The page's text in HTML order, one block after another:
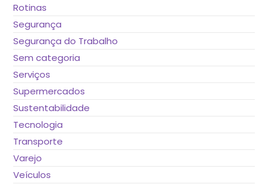
Rotinas
Segurança
Segurança do Trabalho
Sem categoria
Serviços
Supermercados
Sustentabilidade
Tecnologia
Transporte
Varejo
Veículos